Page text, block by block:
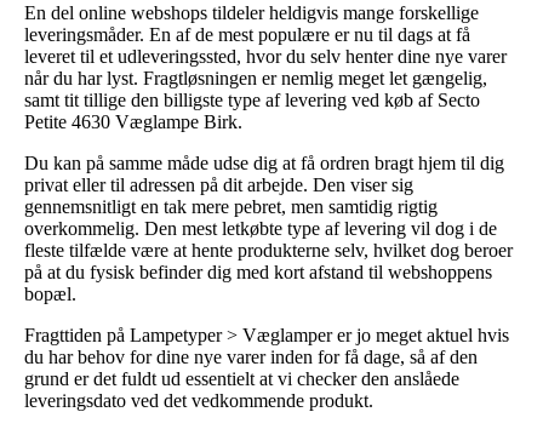
En del online webshops tildeler heldigvis mange forskellige
leveringsmåder. En af de mest populære er nu til dags at få
leveret til et udleveringssted, hvor du selv henter dine nye varer
når du har lyst. Fragtløsningen er nemlig meget let gængelig,
samt tit tillige den billigste type af levering ved køb af Secto
Petite 4630 Væglampe Birk.
Du kan på samme måde udse dig at få ordren bragt hjem til dig
privat eller til adressen på dit arbejde. Den viser sig
gennemsnitligt en tak mere pebret, men samtidig rigtig
overkommelig. Den mest letkøbte type af levering vil dog i de
fleste tilfælde være at hente produkterne selv, hvilket dog beroer
på at du fysisk befinder dig med kort afstand til webshoppens
bopæl.
Fragttiden på Lampetyper > Væglamper er jo meget aktuel hvis
du har behov for dine nye varer inden for få dage, så af den
grund er det fuldt ud essentielt at vi checker den anslåede
leveringsdato ved det vedkommende produkt.